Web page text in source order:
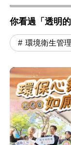
你看過「透明
環境衛生管理